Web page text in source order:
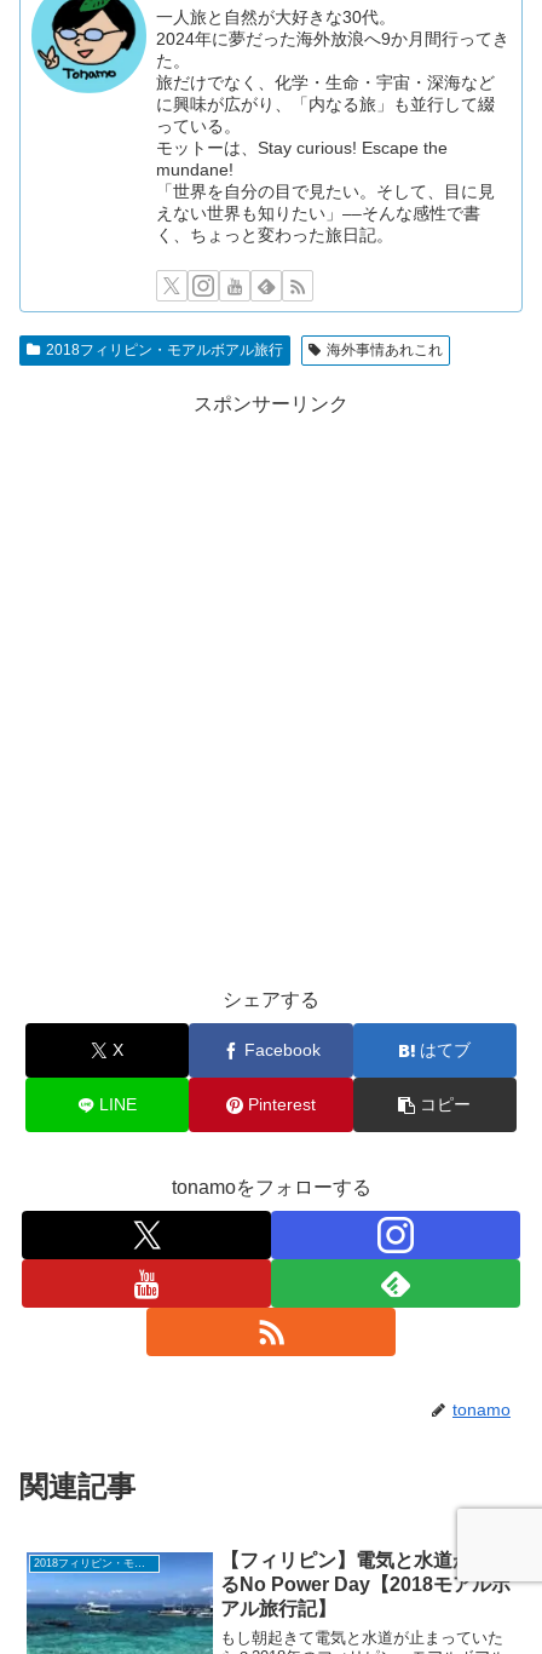
一人旅と自然が大好きな30代。
2024年に夢だった海外放浪へ9か月間行ってき
た。
旅だけでなく、化学・生命・宇宙・深海など
に興味が広がり、「内なる旅」も並行して綴
っている。
モットーは、Stay curious! Escape the
mundane!
「世界を自分の目で見たい。そして、目に見
えない世界も知りたい」––そんな感性で書
く、ちょっと変わった旅日記。
2018フィリピン・モアルボアル旅行 海外事情あれこれ
スポンサーリンク
シェアする
X Facebook はてブ
LINE Pinterest コピー
tonamoをフォローする
tonamo
関連記事
2018フィリピン・モアルボアル旅行
【フィリピン】電気と水道が止ま
るNo Power Day【2018モアルボ
アル旅行記】
もし朝起きて電気と水道が止まっていた